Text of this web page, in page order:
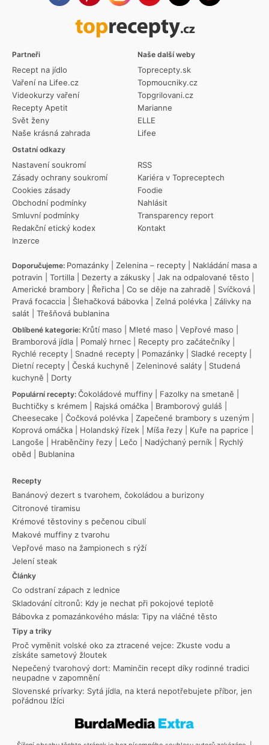
Partneři
Recept na jídlo
Vaření na Lifee.cz
Videokurzy vaření
Recepty Apetit
Svět ženy
Naše krásná zahrada
Ostatní odkazy
Nastavení soukromí
Zásady ochrany soukromí
Cookies zásady
Obchodní podmínky
Smluvní podmínky
Redakční etický kodex
Inzerce
RSS
Kariéra v Topreceptech
Foodie
Nahlásit
Transparency report
Kontakt
Naše další weby
Toprecepty.sk
Topmoucniky.cz
Topgrilovani.cz
Marianne
ELLE
Lifee
Doporučujeme: Pomazánky Zelenina – recepty
Nakládání masa a
potravin
Tortilla Dezerty a zákusky Jak na odpalované těsto
Americké brambory
Řeřicha Co se děje na zahradě Svíčková
Pravá focaccia
Šlehačková bábovka Zelná polévka
Zálivky na
salát
Třešňová bublanina
Oblíbené kategorie: Krůtí maso Mleté maso Vepřové maso
Bramborová jídla
Pomalý hrnec Recepty pro začátečníky
Rychlé recepty
Snadné recepty Pomazánky Sladké recepty
Dietní recepty
Česká kuchyně Zeleninové saláty
Studená
kuchyně
Dorty
Populární recepty: Čokoládové muffiny Fazolky na smetaně
Buchtičky s krémem
Rajská omáčka Bramborový guláš
Cheesecake
Čočková polévka Zapečené brambory s uzeným
Koprová omáčka
Holandský řízek Míša řezy Kuře na paprice
Langoše
Hraběnčiny řezy Lečo Nadýchaný perník
Rychlý
oběd
Bublanina
Recepty
Banánový dezert s tvarohem, čokoládou a burizony
Citronové tiramisu
Krémové těstoviny s pečenou cibulí
Makové muffiny z tvarohu
Vepřové maso na žampionech s rýží
Jelení steak
Články
Co odstraní zápach z lednice
Skladování citronů: Kdy je nechat při pokojové teplotě
Bábovka z pomazánkového másla: Tipy na vláčné těsto
Tipy a triky
Proč vyměnit volské oko za ztracené vejce: Zkuste vodu a
získáte sametový žloutek
Nepečený tvarohový dort: Maminčin recept díky rodinné tradici
neupadne v zapomnění
Slovenské prívarky: Sytá jídla, na která nepotřebujete příbor, jen
pořádnou lžíci